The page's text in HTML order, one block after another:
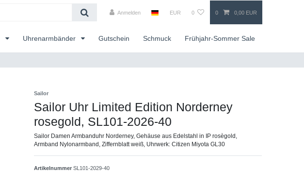
Anmelden EUR 0 0 0,00 EUR
Uhrenarmbänder Gutschein Schmuck Frühjahr-Sommer Sale
Sailor
Sailor Uhr Limited Edition Norderney
rosegold, SL101-2026-40
Sailor Damen Armbanduhr Norderney, Gehäuse aus Edelstahl in IP rosègold,
Armband Nylonarmband, Ziffernblatt weiß, Uhrwerk: Citizen Miyota GL30
Artikelnummer SL101-2029-40